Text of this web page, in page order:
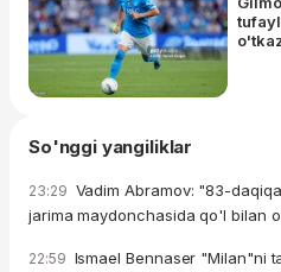
So'nggi yangiliklar
23:29 Vadim Abramov: "83-
jarima maydonchasida qo'l bilan
22:59 Ismael Bennaser "Milan"ni